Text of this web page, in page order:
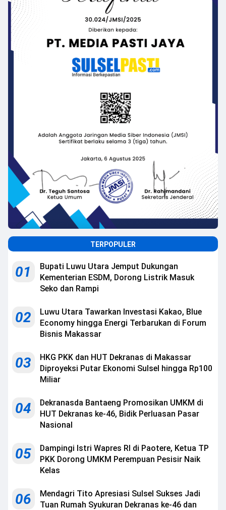
TERPOPULER
01
Bupati Luwu Utara Jemput Dukungan
Kementerian ESDM, Dorong Listrik Masuk
Seko dan Rampi
02
Luwu Utara Tawarkan Investasi Kakao, Blue
Economy hingga Energi Terbarukan di Forum
Bisnis Makassar
03
HKG PKK dan HUT Dekranas di Makassar
Diproyeksi Putar Ekonomi Sulsel hingga Rp100
Miliar
04
Dekranasda Bantaeng Promosikan UMKM di
HUT Dekranas ke-46, Bidik Perluasan Pasar
Nasional
05
Dampingi Istri Wapres RI di Paotere, Ketua TP
PKK Dorong UMKM Perempuan Pesisir Naik
Kelas
06
Mendagri Tito Apresiasi Sulsel Sukses Jadi
Tuan Rumah Syukuran Dekranas ke-46 dan